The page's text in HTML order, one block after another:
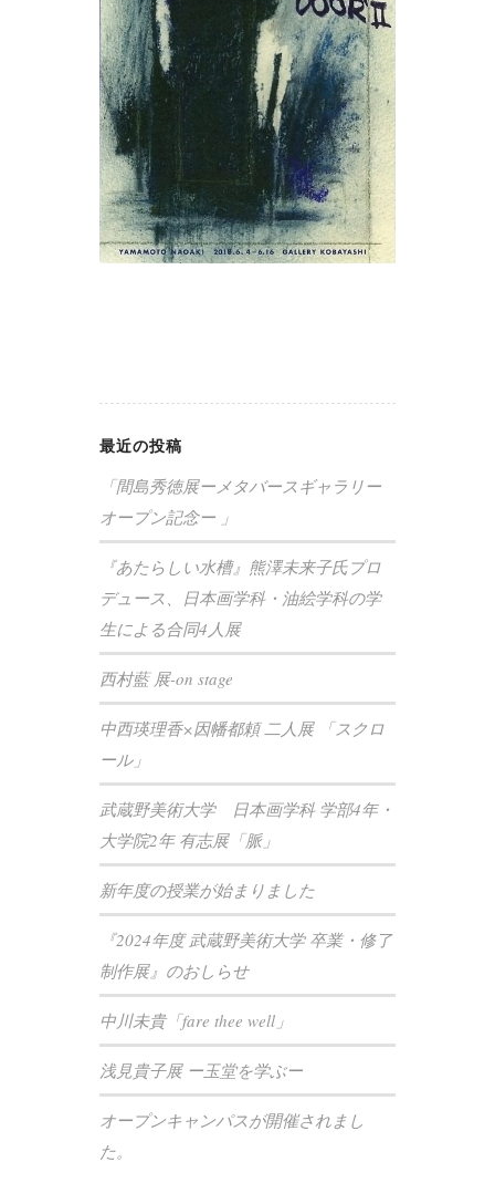
最近の投稿
「間島秀徳展ーメタバースギャラリー
オープン記念ー 」
『あたらしい水槽』熊澤未来子氏プロ
デュース、日本画学科・油絵学科の学
生による合同4人展
西村藍 展-on stage
中西瑛理香×因幡都頼 二人展 「スクロ
ール」
武蔵野美術大学 日本画学科 学部4年・
大学院2年 有志展「脈」
新年度の授業が始まりました
『2024年度 武蔵野美術大学 卒業・修了
制作展』のおしらせ
中川未貴「fare thee well」
浅見貴子展 ー玉堂を学ぶー
オープンキャンパスが開催されまし
た。